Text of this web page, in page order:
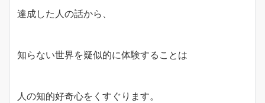
達成した人の話から、
知らない世界を疑似的に体験することは
人の知的好奇心をくすぐります。